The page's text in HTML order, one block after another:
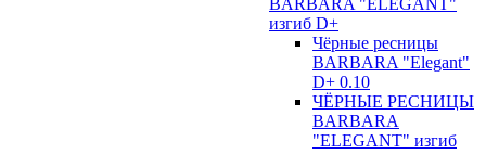
BARBARA "ELEGANT"
изгиб D+
Чёрные ресницы
BARBARA "Elegant"
D+ 0.10
ЧЁРНЫЕ РЕСНИЦЫ
BARBARA
"ELEGANT" изгиб